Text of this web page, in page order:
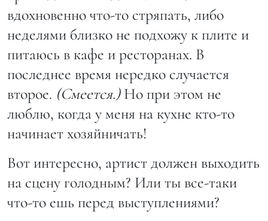
вдохновенно что-то стряпать, либо
неделями близко не подхожу к плите и
питаюсь в кафе и ресторанах. В
последнее время нередко случается
второе. (Смеется.)Но при этом не
люблю, когда у меня на кухне кто-то
начинает хозяйничать!
Вот интересно, артист должен выходить
на сцену голодным? Или ты все-таки
что-то ешь перед выступлениями?